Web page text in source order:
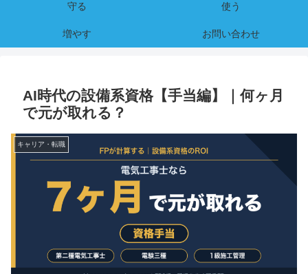
守る 使う
増やす お問い合わせ
AI時代の設備系資格【手当編】｜何ヶ月
で元が取れる？
キャリア・転職